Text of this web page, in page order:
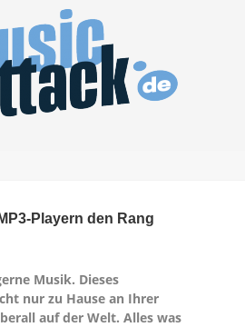
Playern den Rang
Musik. Dieses
nur zu Hause an Ihrer
auf der Welt. Alles was